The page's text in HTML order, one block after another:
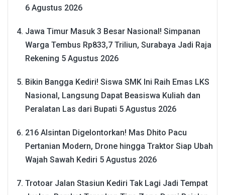
6 Agustus 2026
Jawa Timur Masuk 3 Besar Nasional! Simpanan
Warga Tembus Rp833,7 Triliun, Surabaya Jadi Raja
Rekening 5 Agustus 2026
Bikin Bangga Kediri! Siswa SMK Ini Raih Emas LKS
Nasional, Langsung Dapat Beasiswa Kuliah dan
Peralatan Las dari Bupati 5 Agustus 2026
216 Alsintan Digelontorkan! Mas Dhito Pacu
Pertanian Modern, Drone hingga Traktor Siap Ubah
Wajah Sawah Kediri 5 Agustus 2026
Trotoar Jalan Stasiun Kediri Tak Lagi Jadi Tempat